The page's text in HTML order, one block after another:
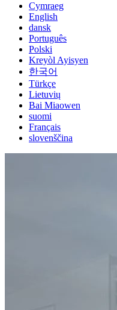
Cymraeg
English
dansk
Português
Polski
Kreyòl Ayisyen
한국어
Türkçe
Lietuvių
Bai Miaowen
suomi
Français
slovenščina